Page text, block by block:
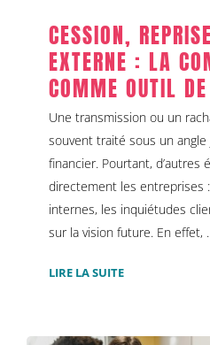
CESSION,
EXTERNE : LA
COMME OUTIL
Une transmission ou un
souvent traité sous un angle
financier. Pourtant, d’autres
directement les entreprises
internes, les inquiétudes
sur la vision future. En effet,
LIRE LA SUITE